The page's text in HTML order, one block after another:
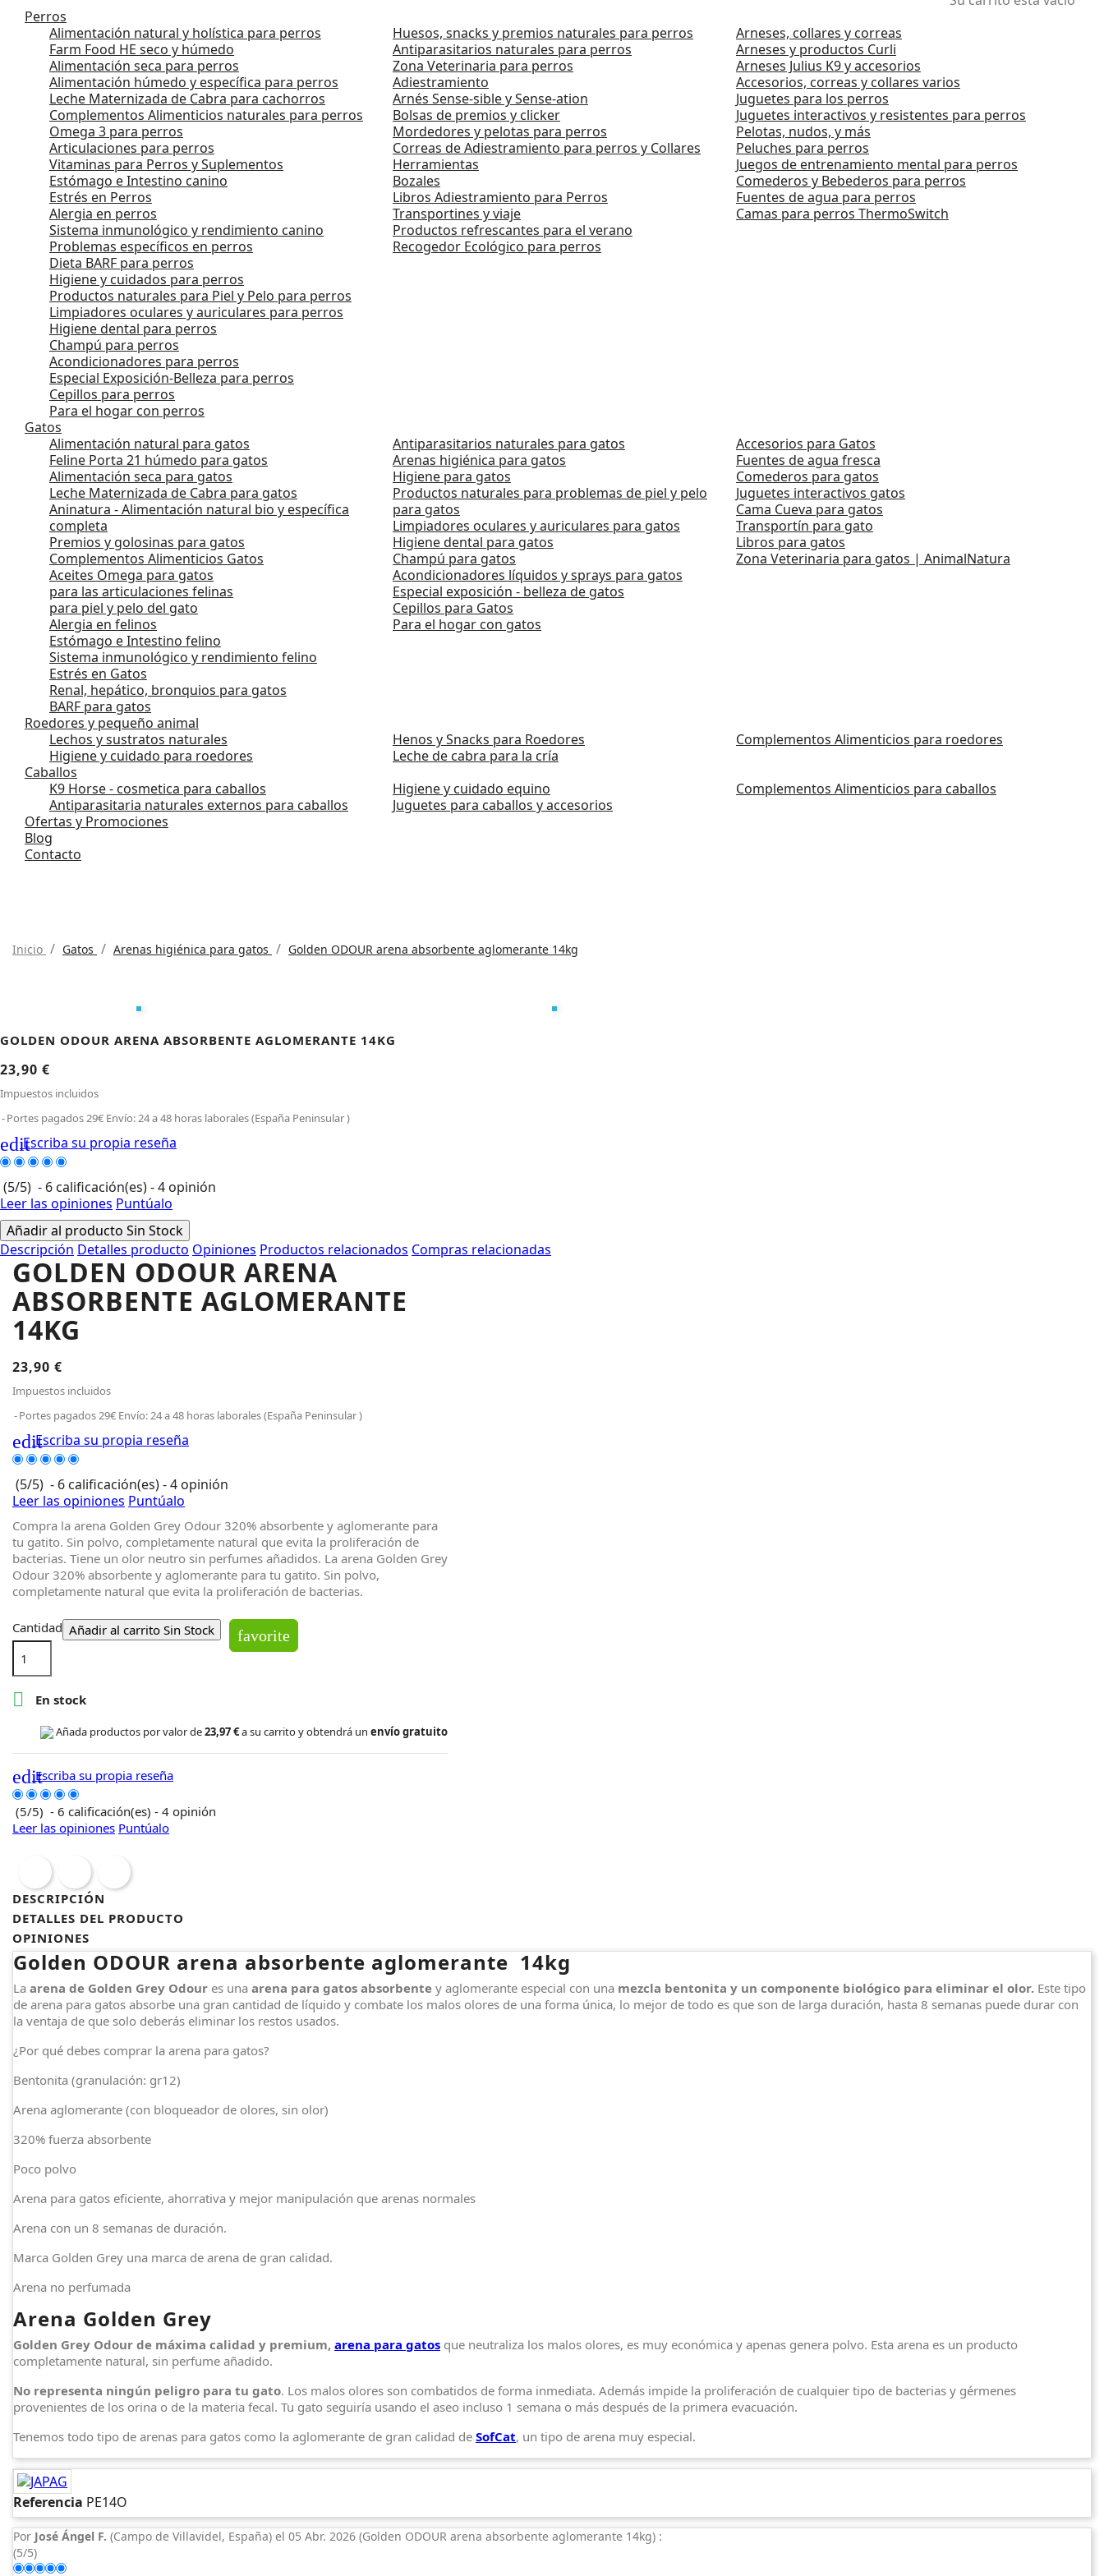
Perros
Alimentación natural y holística para perros
Farm Food HE seco y húmedo
Alimentación seca para perros
Alimentación húmedo y específica para perros
Leche Maternizada de Cabra para cachorros
Complementos Alimenticios naturales para perros
Omega 3 para perros
Articulaciones para perros
Vitaminas para Perros y Suplementos
Estómago e Intestino canino
Estrés en Perros
Alergia en perros
Sistema inmunológico y rendimiento canino
Problemas específicos en perros
Dieta BARF para perros
Higiene y cuidados para perros
Productos naturales para Piel y Pelo para perros
Limpiadores oculares y auriculares para perros
Higiene dental para perros
Champú para perros
Acondicionadores para perros
Especial Exposición-Belleza para perros
Cepillos para perros
Para el hogar con perros
Huesos, snacks y premios naturales para perros
Antiparasitarios naturales para perros
Zona Veterinaria para perros
Adiestramiento
Arnés Sense-sible y Sense-ation
Bolsas de premios y clicker
Mordedores y pelotas para perros
Correas de Adiestramiento para perros y Collares
Herramientas
Bozales
Libros Adiestramiento para Perros
Transportines y viaje
Productos refrescantes para el verano
Recogedor Ecológico para perros
Arneses, collares y correas
Arneses y productos Curli
Arneses Julius K9 y accesorios
Accesorios, correas y collares varios
Juguetes para los perros
Juguetes interactivos y resistentes para perros
Pelotas, nudos, y más
Peluches para perros
Juegos de entrenamiento mental para perros
Comederos y Bebederos para perros
Fuentes de agua para perros
Camas para perros ThermoSwitch
Gatos
Alimentación natural para gatos
Feline Porta 21 húmedo para gatos
Alimentación seca para gatos
Leche Maternizada de Cabra para gatos
Aninatura - Alimentación natural bio y específica
completa
Premios y golosinas para gatos
Complementos Alimenticios Gatos
Aceites Omega para gatos
para las articulaciones felinas
para piel y pelo del gato
Alergia en felinos
Estómago e Intestino felino
Sistema inmunológico y rendimiento felino
Estrés en Gatos
Renal, hepático, bronquios para gatos
BARF para gatos
Antiparasitarios naturales para gatos
Arenas higiénica para gatos
Higiene para gatos
Productos naturales para problemas de piel y pelo
para gatos
Limpiadores oculares y auriculares para gatos
Higiene dental para gatos
Champú para gatos
Acondicionadores líquidos y sprays para gatos
Especial exposición - belleza de gatos
Cepillos para Gatos
Para el hogar con gatos
Accesorios para Gatos
Fuentes de agua fresca
Comederos para gatos
Juguetes interactivos gatos
Cama Cueva para gatos
Transportín para gato
Libros para gatos
Zona Veterinaria para gatos | AnimalNatura
Roedores y pequeño animal
Lechos y sustratos naturales
Henos y Snacks para Roedores
Complementos Alimenticios para roedores
Higiene y cuidado para roedores
Leche de cabra para la cría
Caballos
K9 Horse - cosmetica para caballos
Higiene y cuidado equino
Complementos Alimenticios para caballos
Antiparasitaria naturales externos para caballos
Juguetes para caballos y accesorios
Ofertas y Promociones
Blog
Contacto
Inicio Gatos Arenas higiénica para gatos Golden ODOUR arena absorbente aglomerante 14kg
GOLDEN ODOUR ARENA ABSORBENTE AGLOMERANTE 14KG
23,90 €
Impuestos incluidos
Portes pagados 29€ Envío: 24 a 48 horas laborales (España Peninsular )
editEscriba su propia reseña
(5/5) - 6 calificación(es) -4 opinión
Leer las opiniones Puntúalo
Añadir al producto Sin Stock
Descripción Detalles producto Opiniones Productos relacionados Compras relacionadas
GOLDEN ODOUR ARENA
ABSORBENTE AGLOMERANTE
14KG
23,90 €
Impuestos incluidos
Portes pagados 29€ Envío: 24 a 48 horas laborales (España Peninsular )
editEscriba su propia reseña
(5/5) - 6 calificación(es) -4 opinión
Leer las opiniones Puntúalo
Compra la arena Golden Grey Odour 320% absorbente y aglomerante para
tu gatito. Sin polvo, completamente natural que evita la proliferación de
bacterias. Tiene un olor neutro sin perfumes añadidos. La arena Golden Grey
Odour 320% absorbente y aglomerante para tu gatito. Sin polvo,
completamente natural que evita la proliferación de bacterias.
Cantidad Añadir al carrito Sin Stock favorite
 En stock
Añada productos por valor de23,97 €a su carrito y obtendrá un envío gratuito
editEscriba su propia reseña
(5/5) - 6 calificación(es) - 4 opinión
Leer las opiniones Puntúalo
DESCRIPCIÓN
DETALLES DEL PRODUCTO
OPINIONES
Golden ODOUR arena absorbente aglomerante 14kg
La arena de Golden Grey Odour es una arena para gatos absorbente y aglomerante especial con una mezcla bentonita y un componente biológico para eliminar el olor. Este tipo
de arena para gatos absorbe una gran cantidad de líquido y combate los malos olores de una forma única, lo mejor de todo es que son de larga duración, hasta 8 semanas puede durar con
la ventaja de que solo deberás eliminar los restos usados.
¿Por qué debes comprar la arena para gatos?
Bentonita (granulación: gr12)
Arena aglomerante (con bloqueador de olores, sin olor)
320% fuerza absorbente
Poco polvo
Arena para gatos eficiente, ahorrativa y mejor manipulación que arenas normales
Arena con un 8 semanas de duración.
Marca Golden Grey una marca de arena de gran calidad.
Arena no perfumada
Arena Golden Grey
Golden Grey Odour de máxima calidad y premium, arena para gatos que neutraliza los malos olores, es muy económica y apenas genera polvo. Esta arena es un producto
completamente natural, sin perfume añadido.
No representa ningún peligro para tu gato. Los malos olores son combatidos de forma inmediata. Además impide la proliferación de cualquier tipo de bacterias y gérmenes
provenientes de los orina o de la materia fecal. Tu gato seguiría usando el aseo incluso 1 semana o más después de la primera evacuación.
Tenemos todo tipo de arenas para gatos como la aglomerante de gran calidad de SofCat, un tipo de arena muy especial.
Referencia PE14O
Por José Ángel F. (Campo de Villavidel, España) el 05 Abr. 2026 (Golden ODOUR arena absorbente aglomerante 14kg) :
(5/5)